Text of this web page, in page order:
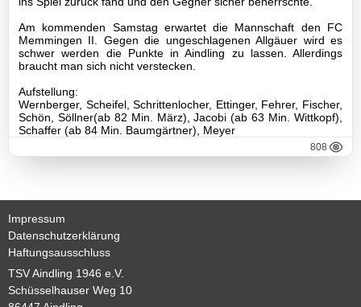
Jugend
C2-
Jugend
D1-
Jugend
D2-
Jugend
E1-
Jugend
E2-
Am kommenden Samstag erwartet die Mannschaft den FC
Memmingen II. Gegen die ungeschlagenen Allgäuer wird es
schwer werden die Punkte in Aindling zu lassen. Allerdings
braucht man sich nicht verstecken.
Aufstellung:
Wernberger, Scheifel, Schrittenlocher, Ettinger, Fehrer, Fischer,
Schön, Söllner(ab 82 Min. März), Jacobi (ab 63 Min. Wittkopf),
Schaffer (ab 84 Min. Baumgärtner), Meyer
808
Impressum
Datenschutzerklärung
Haftungsausschluss
TSV Aindling 1946 e.V.
Schüsselhauser Weg 10